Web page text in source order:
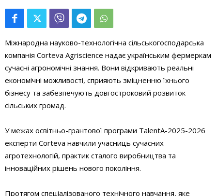
Міжнародна науково-технологічна сільськогосподарська
компанія Corteva Agriscience надає українським фермеркам
сучасні агрономічні знання. Вони відкривають реальні
економічні можливості, сприяють зміцненню їхнього
бізнесу та забезпечують довгостроковий розвиток
сільських громад.
У межах освітньо-грантової програми TalentA-2025-2026
експерти Corteva навчили учасниць сучасних
агротехнологій, практик сталого виробництва та
інноваційних рішень нового покоління.
Протягом спеціалізованого технічного навчання, яке